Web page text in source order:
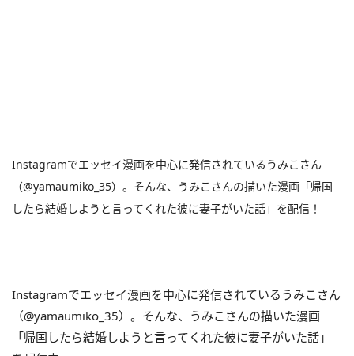
Instagramでエッセイ漫画を中心に発信されているうみこさん
（@yamaumiko_35）。そんな、うみこさんの描いた漫画「帰国
したら結婚しようと言ってくれた彼に妻子がいた話」を配信！
Instagramでエッセイ漫画を中心に発信されているうみこさん
（@yamaumiko_35）。そんな、うみこさんの描いた漫画
「帰国したら結婚しようと言ってくれた彼に妻子がいた話」